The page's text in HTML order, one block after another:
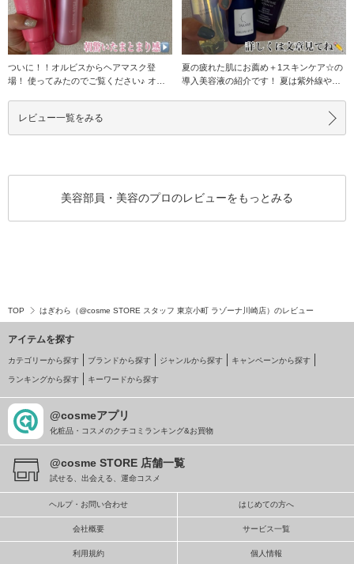
ついに！！オルビスからヘアマスク登
場！ 使ってみたのでご覧ください♪ オル
夏の疲れた肌にお薦め＋1スキンケア☆の
導入美容液の紹介です！ 夏は紫外線や冷
レビュー一覧をみる
美容部員・美容のプロのレビューをもっとみる
TOP はぎわら（@cosme STORE スタッフ 東京小町 ラゾーナ川崎店）のレビュー
アイテムを探す
カテゴリーから探す ブランドから探す ジャンルから探す キャンペーンから探す
ランキングから探す キーワードから探す
@cosmeアプリ
化粧品・コスメのクチコミランキング&お買物
@cosme STORE 店舗一覧
試せる、出会える、運命コスメ
ヘルプ・お問い合わせ はじめての方へ
会社概要 サービス一覧
利用規約 個人情報